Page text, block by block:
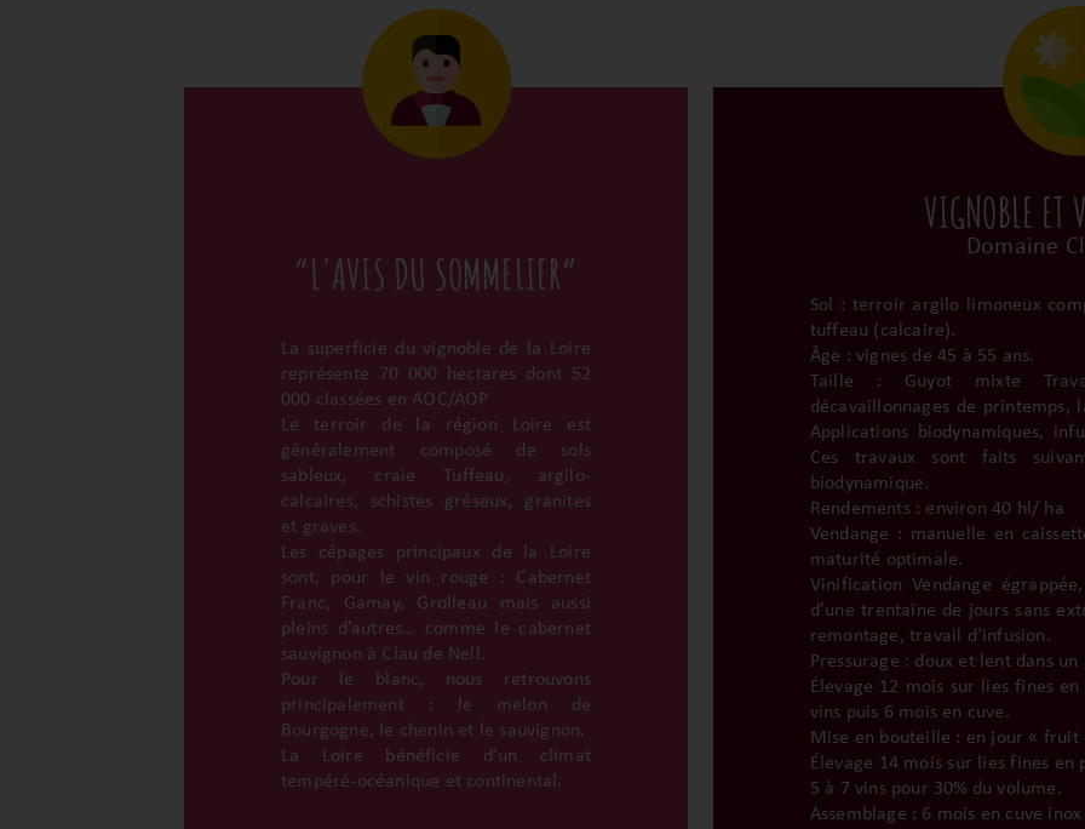
“L'AVIS DU SOMMELIER”
La superficie du vignoble de la Loire
représente 70 000 hectares dont 52
000 classées en AOC/AOP
Le terroir de la région Loire est
généralement composé de sols
sableux, craie Tuffeau, argilo-
calcaires, schistes gréseux, granites
et graves.
Les cépages principaux de la Loire
sont, pour le vin rouge : Cabernet
Franc, Gamay, Grolleau mais aussi
pleins d’autres… comme le cabernet
sauvignon à Clau de Nell.
Pour le blanc, nous retrouvons
principalement : le melon de
Bourgogne, le chenin et le sauvignon.
La Loire bénéficie d’un climat
tempéré-océanique et continental.
VIGNOBLE
Domaine
Sol : terroir argilo limoneux
tuffeau (calcaire).
Âge : vignes de 45 à 55 ans.
Taille : Guyot mixte
décavaillonnages de printemps,
Applications biodynamiques,
Ces travaux sont faits
biodynamique.
Rendements : environ 40 hl/ ha
Vendange : manuelle en
maturité optimale.
Vinification Vendange
d’une trentaine de jours sans
remontage, travail d’infusion.
Pressurage : doux et lent dans
Élevage 12 mois sur lies fines
vins puis 6 mois en cuve.
Mise en bouteille : en jour «
Élevage 14 mois sur lies fines en
5 à 7 vins pour 30% du volume.
Assemblage : 6 mois en cuve inox